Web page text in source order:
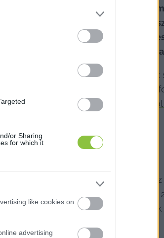
or Sharing
for which it
like cookies on
advertising
egészségügyi reformtervezetben,
még 2020-ban és amiből a HVG
fizette, de később
a dokumentumot, de
egészségügyi kormányzat az ágazat
az akkori vezetéshez közel álló
a névtelenségét kérte. A
tartotta indokoltnak,
70-et tartott volna meg
volna, míg a járóbeteg intézmények